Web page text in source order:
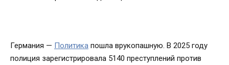
Германия — Политика пошла врукопашную. В 2025 году
полиция зарегистрировала 5140 преступлений против